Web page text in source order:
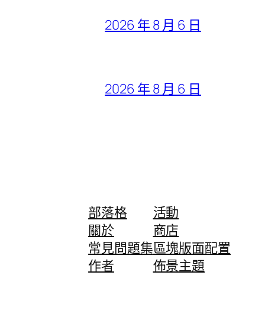
2026 年 8 月 6 日
2026 年 8 月 6 日
部落格
關於
常見問題集
作者
活動
商店
區塊版面配置
佈景主題